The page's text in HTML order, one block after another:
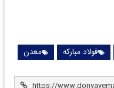
فولاد مبارکه معدن